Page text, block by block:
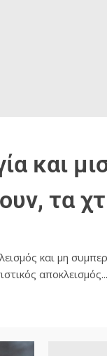
και
τα
και μη
αποκλεισμός...